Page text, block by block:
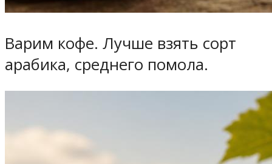
Варим кофе. Лучше взять сорт
арабика, среднего помола.